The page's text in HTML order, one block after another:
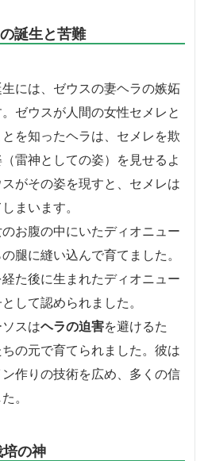
誕生と苦難
には、ゼウスの妻ヘラの嫉妬
ゼウスが人間の女性セメレと
を知ったヘラは、セメレを欺
雷神としての姿）を見せるよ
がその姿を現すと、セメレは
まいます。
お腹の中にいたディオニュー
腿に縫い込んで育てました。
た後に生まれたディオニュー
して認められました。
スはヘラの迫害を避けるた
の元で育てられました。彼は
作りの技術を広め、多くの信
。
の神